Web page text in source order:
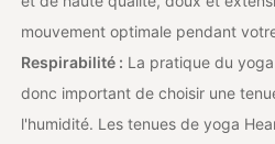
mouvement optimale pendant
Respirabilité : La pratique du
donc important de choisir une
l'humidité. Les tenues de yoga